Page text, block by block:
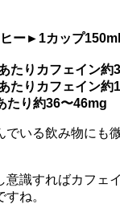
ヒー►1カップ
たりカフェイン約
たりカフェイン約
たり約36〜46mg
でいる飲み物にも
意識すればカフェ
ね。